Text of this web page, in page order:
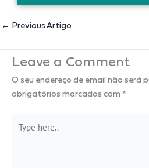
← Previous Artigo
Leave a Comment
O seu endereço de email não será
obrigatórios marcados com *
here..